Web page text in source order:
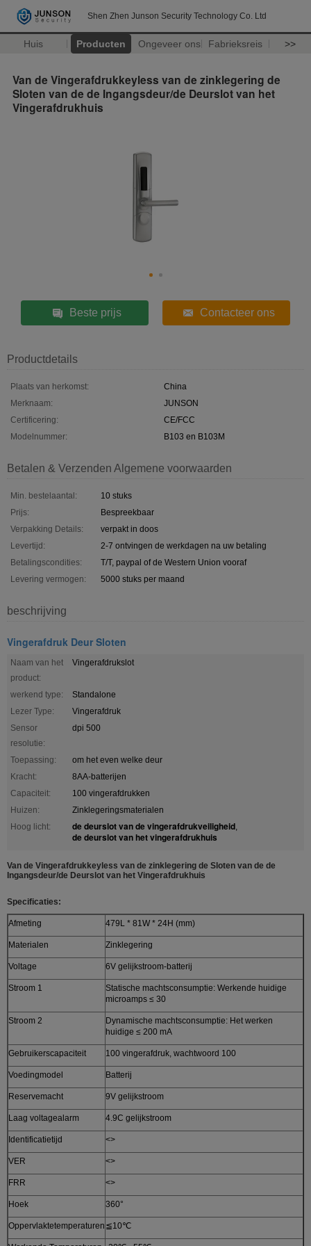
Shen Zhen Junson Security Technology Co. Ltd
Huis Producten Ongeveer ons Fabrieksreis >>
Van de Vingerafdrukkeyless van de zinklegering de
Sloten van de de Ingangsdeur/de Deurslot van het
Vingerafdrukhuis
Beste prijs Contacteer ons
Productdetails
Plaats van herkomst:
China
Merknaam:
JUNSON
Certificering:
CE/FCC
Modelnummer:
B103 en B103M
Betalen & Verzenden Algemene voorwaarden
Min. bestelaantal:
10 stuks
Prijs:
Bespreekbaar
Verpakking Details:
verpakt in doos
Levertijd:
2-7 ontvingen de werkdagen na uw betaling
Betalingscondities:
T/T, paypal of de Western Union vooraf
Levering vermogen:
5000 stuks per maand
beschrijving
Vingerafdruk Deur Sloten
Naam van het
product:
Vingerafdrukslot
werkend type:
Standalone
Lezer Type:
Vingerafdruk
Sensor
resolutie:
dpi 500
Toepassing:
om het even welke deur
Kracht:
8AA-batterijen
Capaciteit:
100 vingerafdrukken
Huizen:
Zinklegeringsmaterialen
Hoog licht:
de deurslot van de vingerafdrukveiligheid,
de deurslot van het vingerafdrukhuis
Van de Vingerafdrukkeyless van de zinklegering de Sloten van de de
Ingangsdeur/de Deurslot van het Vingerafdrukhuis
Specificaties:
Afmeting 479L * 81W * 24H (mm)
Materialen Zinklegering
Voltage 6V gelijkstroom-batterij
Stroom 1
Statische machtsconsumptie: Werkende huidige
microamps ≤ 30
Stroom 2
Dynamische machtsconsumptie: Het werken
huidige ≤ 200 mA
Gebruikerscapaciteit 100 vingerafdruk, wachtwoord 100
Voedingmodel Batterij
Reservemacht 9V gelijkstroom
Laag voltagealarm 4.9C gelijkstroom
Identificatietijd <>
VER <>
FRR <>
Hoek 360°
Oppervlaktetemperaturen ≦10℃